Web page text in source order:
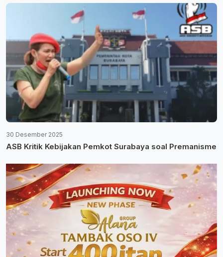
30 Desember 2025
ASB Kritik Kebijakan Pemkot Surabaya soal Premanisme